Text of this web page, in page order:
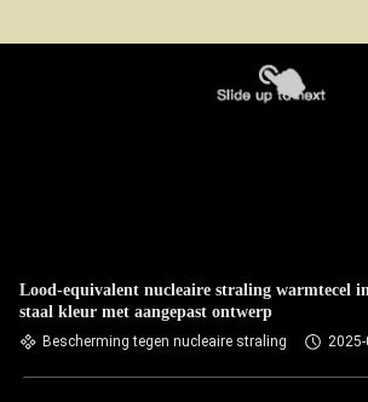
Lood-equivalent nucleaire straling warmtecel
staal kleur met aangepast ontwerp
Bescherming tegen nucleaire straling 2025-